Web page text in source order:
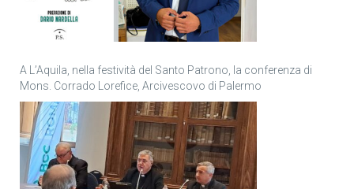
A L’Aquila, nella festività del Santo Patrono, la conferenza di
Mons. Corrado Lorefice, Arcivescovo di Palermo